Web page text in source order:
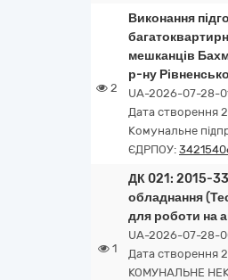
2
Виконання
мешканців
р-ну
UA-2026-07-28-
Дата створення
Комунальне
ЄДРПОУ:
1
ДК 021: 2015-
обладнання
для роботи на
UA-2026-07-28-
Дата створення
КОМУНАЛЬНЕ